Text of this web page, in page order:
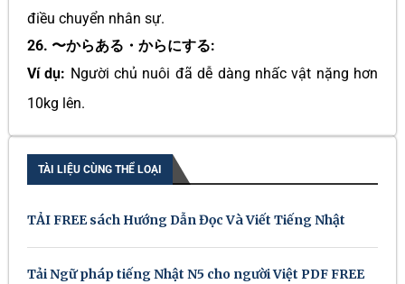
điều chuyển nhân sự.
26. 〜からある・からにする:
Ví dụ: Người chủ nuôi đã dễ dàng nhấc vật nặng hơn
10kg lên.
TÀI LIỆU CÙNG THỂ LOẠI
TẢI FREE sách Hướng Dẫn Đọc Và Viết Tiếng Nhật
Tải Ngữ pháp tiếng Nhật N5 cho người Việt PDF FREE